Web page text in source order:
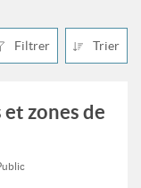
Filtrer Trier
zones de